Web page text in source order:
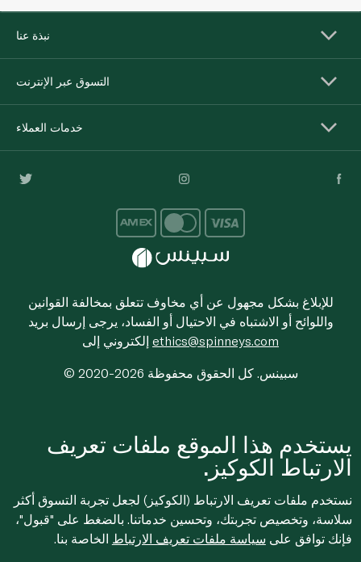
نبذة عنا
التسوق عبر الإنترنت
خدمات العملاء
للإبلاغ بشكل مجهول عن أي مخاوف تتعلق بمخالفة القوانين
واللوائح أو الاشتباه في الاحتيال أو الفساد، يرجى إرسال بريد
ethics@spinneys.com
© 2020-2026 سبينس. كل الحقوق محفوظة
يستخدم هذا الموقع ملفات تعريف
الارتباط الكوكيز.
نستخدم ملفات تعريف الارتباط (الكوكيز) لجعل تجربة التسوق أكثر
سلاسة، وتخصيص تجربتك، وتحسين خدماتنا. بالضغط على "قبول"،
فإنك توافق على سياسة ملفات تعريف الارتباط الخاصة بنا.